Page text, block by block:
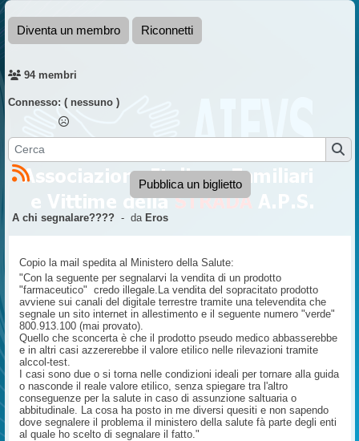
Diventa un membro Riconnetti
94 membri
Connesso: ( nessuno )
Pubblica un biglietto
A chi segnalare???? - da Eros
Copio la mail spedita al Ministero della Salute:
"Con la seguente per segnalarvi la vendita di un prodotto
"farmaceutico" credo illegale.La vendita del sopracitato prodotto
avviene sui canali del digitale terrestre tramite una televendita che
segnale un sito internet in allestimento e il seguente numero "verde"
800.913.100 (mai provato).
Quello che sconcerta è che il prodotto pseudo medico abbasserebbe
e in altri casi azzererebbe il valore etilico nelle rilevazioni tramite
alccol-test.
I casi sono due o si torna nelle condizioni ideali per tornare alla guida
o nasconde il reale valore etilico, senza spiegare tra l'altro
conseguenze per la salute in caso di assunzione saltuaria o
abbitudinale. La cosa ha posto in me diversi quesiti e non sapendo
dove segnalere il problema il ministero della salute fà parte degli enti
al quale ho scelto di segnalare il fatto."